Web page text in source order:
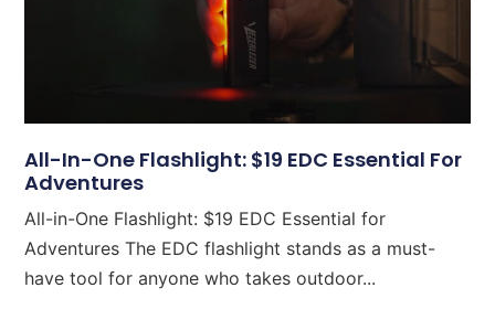
All-In-One Flashlight: $19 EDC Essential For
Adventures
All-in-One Flashlight: $19 EDC Essential for
Adventures The EDC flashlight stands as a must-
have tool for anyone who takes outdoor...